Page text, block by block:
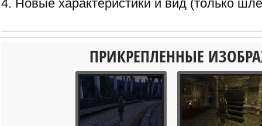
4. Новые характеристики и вид (только
ПРИКРЕПЛЕННЫЕ